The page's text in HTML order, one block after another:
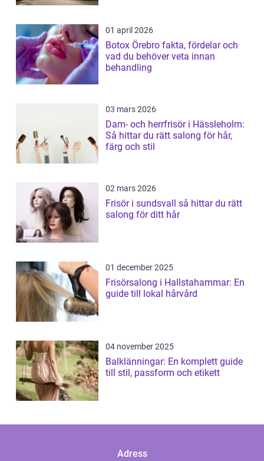
01 april 2026
Botox Örebro fakta, fördelar och
vad du behöver veta innan
behandling
03 mars 2026
Dam- och herrfrisör i Hässleholm:
Så hittar du rätt salong för hår,
färg och stil
02 mars 2026
Frisör i sundsvall så hittar du rätt
salong för ditt hår
01 december 2025
Frisörsalong i Hallstahammar: En
guide till lokal hårvård
04 november 2025
Balklänningar: En komplett guide
till stil, passform och etikett
Adress